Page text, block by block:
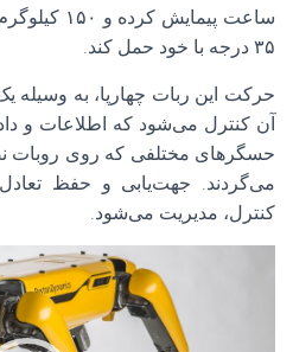
ساعت
۳۵ درجه با خود حمل کند.
حرکت این ربات چهارپا، به وسیله
آن کنترل می‌شود که اطلاعات و
حسگرهای مختلفی که روی روبات
می‌گردند. جهت‌یابی و حفظ
کنترل، مدیریت می‌شود.